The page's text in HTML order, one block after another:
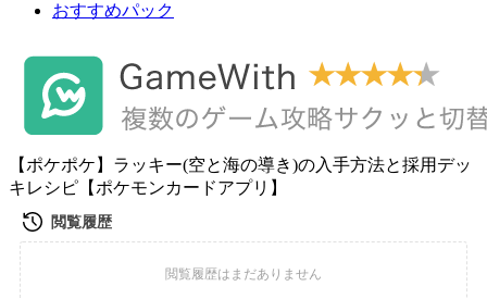
おすすめパック
【ポケポケ】ラッキー(空と海の導き)の入手方法と採用デッ
キレシピ【ポケモンカードアプリ】